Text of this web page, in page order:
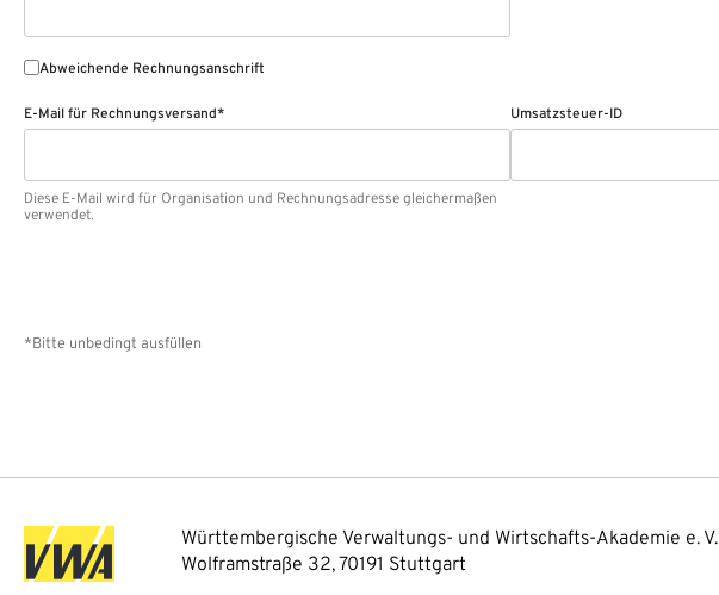
Abweichende Rechnungsanschrift
E-Mail für Rechnungsversand*
Diese E-Mail wird für Organisation und Rechnungsadresse gleichermaßen
verwendet.
Umsatzsteuer-ID
*Bitte unbedingt ausfüllen
Württembergische Verwaltungs- und Wirtschafts-Akademie e. V.
Wolframstraße 32, 70191 Stuttgart